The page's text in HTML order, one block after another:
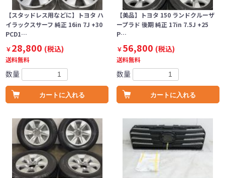
【スタッドレス用などに】トヨタ ハ
イラックスサーフ 純正 16in 7J +30
PCD1…
￥28,800 (税込)
送料無料
数量
カートに入れる
【美品】トヨタ 150 ランドクルーザ
ープラド 後期 純正 17in 7.5J +25
P…
￥56,800 (税込)
送料無料
数量
カートに入れる